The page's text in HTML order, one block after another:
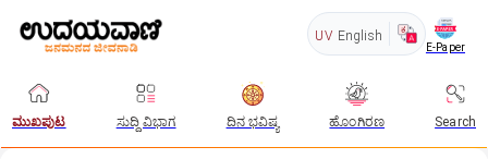
UV English
E-Paper
ಮುಖಪುಟ ಸುದ್ದಿ ವಿಭಾಗ ದಿನ ಭವಿಷ್ಯ ಹೊಂಗಿರಣ Search